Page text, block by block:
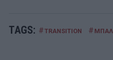
TAGS: #TRANSITION #